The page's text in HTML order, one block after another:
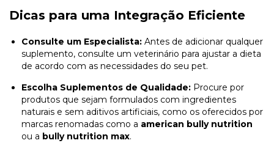
Dicas para uma Integração Eficiente
Consulte um Especialista: Antes de adicionar qualquer
suplemento, consulte um veterinário para ajustar a dieta
de acordo com as necessidades do seu pet.
Escolha Suplementos de Qualidade: Procure por
produtos que sejam formulados com ingredientes
naturais e sem aditivos artificiais, como os oferecidos por
marcas renomadas como a american bully nutrition
ou a bully nutrition max.